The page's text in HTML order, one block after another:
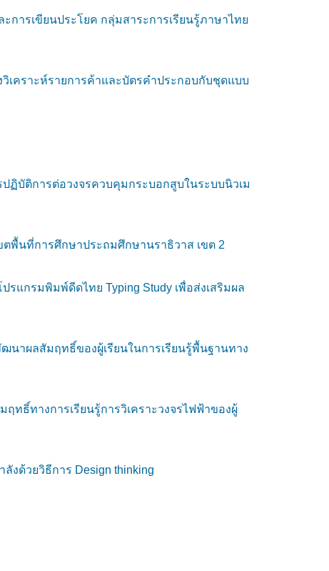
การเขียนประโยค กลุ่มสาระการเรียนรู้ภาษาไทย
เคราะห์รายการค้าและบัตรคำประกอบกับชุดแบบ
ฏิบัติการต่อวงจรควบคุมกระบอกสูบในระบบนิวเม
ตพื้นที่การศึกษาประถมศึกษานราธิวาส เขต 2
รแกรมพิมพ์ดีดไทย Typing Study เพื่อส่งเสริมผล
นาผลสัมฤทธิ์ของผู้เรียนในการเรียนรู้พื้นฐานทาง
ทธิ์ทางการเรียนรู้การวิเคราะวงจรไฟฟ้าของผู้
งด้วยวิธีการ Design thinking